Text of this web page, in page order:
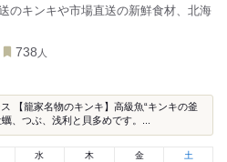
のキンキや市場直送の新鮮食材、北海
738 人
【籠家名物のキンキ】高級魚“キンキの釜
、つぶ、浅利と貝多めです。...
水 木 金 土